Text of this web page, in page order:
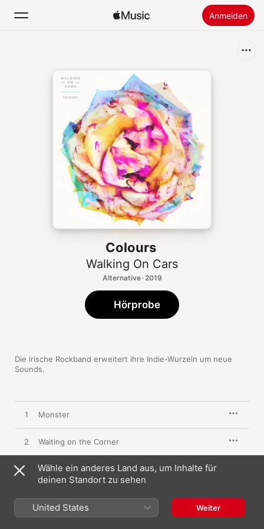
Anmelden
Startseite
Apple Music installieren
Colours
Walking On Cars
Alternative · 2019
Die irische Rockband erweitert ihre Indie-Wurzeln um neue
Sounds.
Hörprobe
1 Monster
2 Waiting on the Corner
3 Coldest Water
Wähle ein anderes Land aus, um Inhalte für
deinen Standort zu sehen
United States Weiter